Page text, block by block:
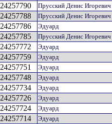
24257790 Прусский Денис Игоревич
24257788 Прусский Денис Игоревич
24257786 Эдуард
24257785 Прусский Денис Игоревич
24257772 Эдуард
24257759 Эдуард
24257751 Эдуард
24257748 Эдуард
24257734 Эдуард
24257726 Эдуард
24257724 Эдуард
24257714 Эдуард